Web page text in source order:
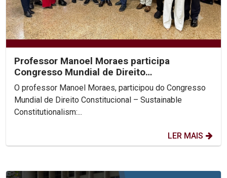
Professor Manoel Moraes participa
Congresso Mundial de Direito
Constitucional, na Colômbia.
O professor Manoel Moraes, participou do Congresso
Mundial de Direito Constitucional – Sustainable
Constitutionalism:...
LER MAIS